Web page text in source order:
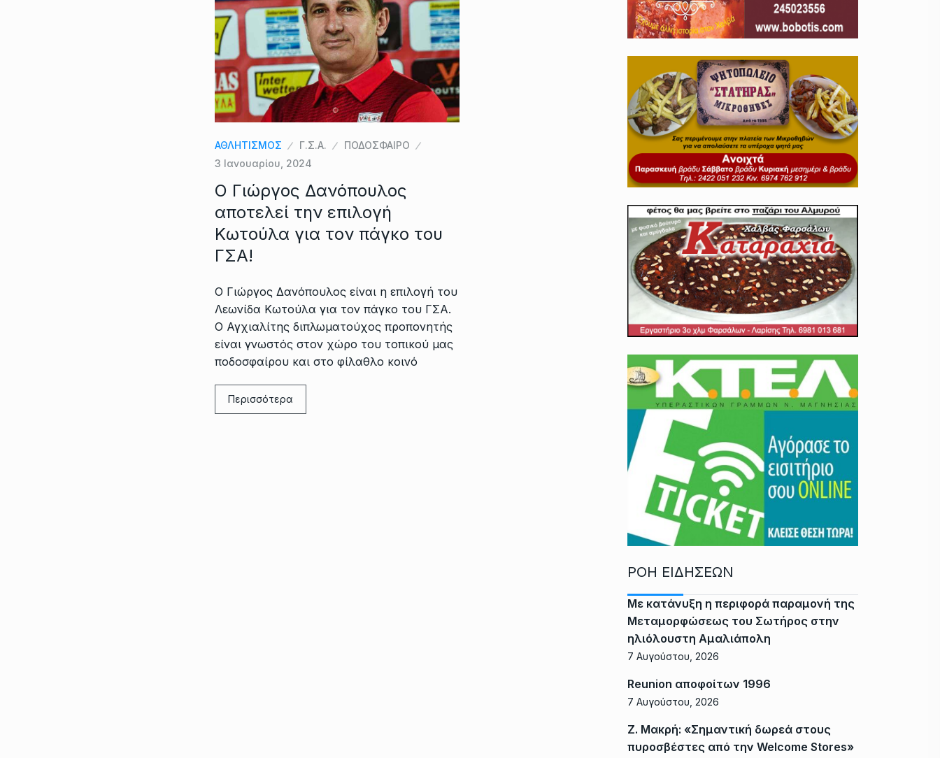
ΑΘΛΗΤΙΣΜΟΣ Γ.Σ.Α.
ΠΟΔΟΣΦΑΙΡΟ
3 Ιανουαρίου, 2024
Ο Γιώργος Δανόπουλος
αποτελεί την επιλογή
Κωτούλα για τον πάγκο του
ΓΣΑ!
Ο Γιώργος Δανόπουλος είναι η επιλογή του
Λεωνίδα Κωτούλα για τον πάγκο του ΓΣΑ.
Ο Αγχιαλίτης διπλωματούχος προπονητής
είναι γνωστός στον χώρο του τοπικού μας
ποδοσφαίρου και στο φίλαθλο κοινό
Περισσότερα
ΡΟΗ ΕΙΔΗΣΕΩΝ
Με κατάνυξη η περιφορά παραμονή της
Μεταμορφώσεως του Σωτήρος στην
ηλιόλουστη Αμαλιάπολη
7 Αυγούστου, 2026
Reunion αποφοίτων 1996
7 Αυγούστου, 2026
Ζ. Μακρή: «Σημαντική δωρεά στους
πυροσβέστες από την Welcome Stores»